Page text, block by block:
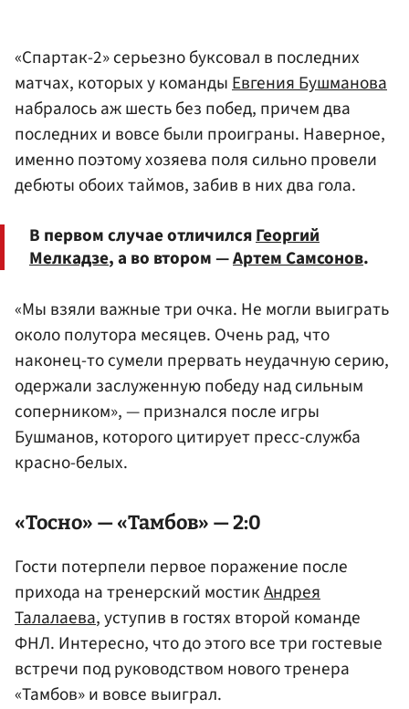
«Спартак-2» серьезно буксовал в последних
матчах, которых у командыЕвгения Бушманова
набралось аж шесть без побед, причем два
последних и вовсе были проиграны. Наверное,
именно поэтому хозяева поля сильно провели
дебюты обоих таймов, забив в них два гола.
В первом случае отличилсяГеоргий
Мелкадзе, а во втором —Артем Самсонов.
«Мы взяли важные три очка. Не могли выиграть
около полутора месяцев. Очень рад, что
наконец-то сумели прервать неудачную серию,
одержали заслуженную победу над сильным
соперником», — признался после игры
Бушманов, которого цитирует пресс-служба
красно-белых.
«Тосно» — «Тамбов» — 2:0
Гости потерпели первое поражение после
прихода на тренерский мостикАндрея
Талалаева, уступив в гостях второй команде
ФНЛ. Интересно, что до этого все три гостевые
встречи под руководством нового тренера
«Тамбов» и вовсе выиграл.